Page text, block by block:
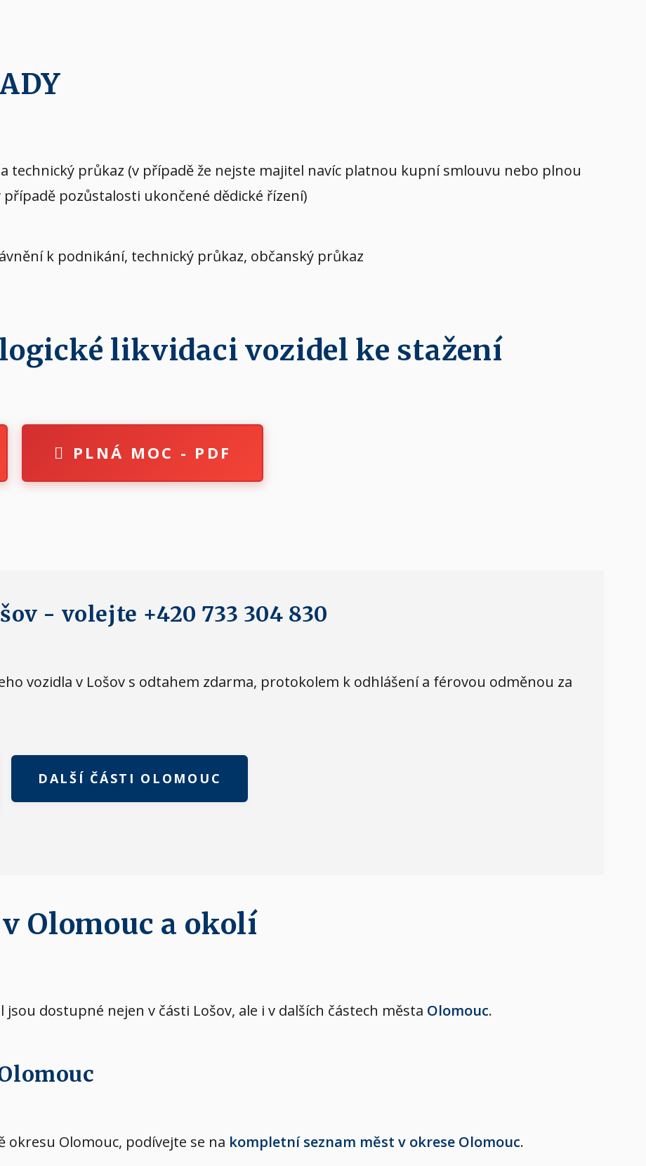
a technický průkaz (v případě že nejste majitel navíc platnou kupní smlouvu nebo plnou
pozůstalosti ukončené dědické řízení)
k podnikání, technický průkaz, občanský průkaz
likvidaci vozidel ke stažení
PLNÁ MOC - PDF
- volejte +420 733 304 830
vozidla v Lošov s odtahem zdarma, protokolem k odhlášení a férovou odměnou za
DALŠÍ ČÁSTI OLOMOUC
Olomouc a okolí
jsou dostupné nejen v části Lošov, ale i v dalších částech města Olomouc.
Olomouc, podívejte se na kompletní seznam měst v okrese Olomouc.